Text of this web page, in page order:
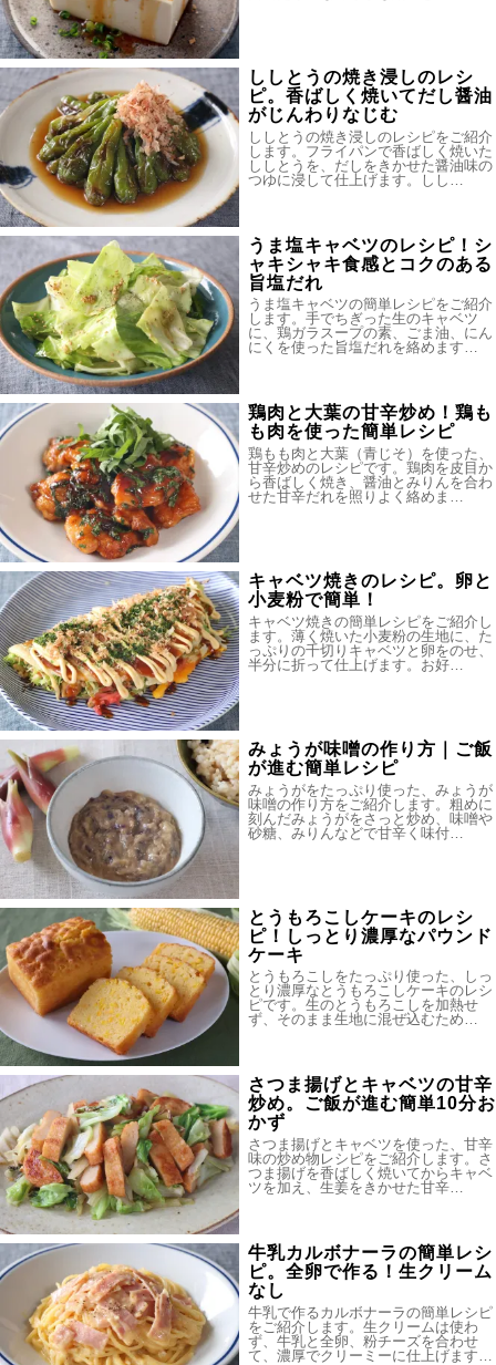
ししとうの焼き浸しのレシ
ピ。香ばしく焼いてだし醤油
がじんわりなじむ
ししとうの焼き浸しのレシピをご紹介
します。フライパンで香ばしく焼いた
ししとうを、だしをきかせた醤油味の
つゆに浸して仕上げます。しし…
うま塩キャベツのレシピ！シ
ャキシャキ食感とコクのある
旨塩だれ
うま塩キャベツの簡単レシピをご紹介
します。手でちぎった生のキャベツ
に、鶏ガラスープの素、ごま油、にん
にくを使った旨塩だれを絡めます…
鶏肉と大葉の甘辛炒め！鶏も
も肉を使った簡単レシピ
鶏もも肉と大葉（青じそ）を使った、
甘辛炒めのレシピです。鶏肉を皮目か
ら香ばしく焼き、醤油とみりんを合わ
せた甘辛だれを照りよく絡めま…
キャベツ焼きのレシピ。卵と
小麦粉で簡単！
キャベツ焼きの簡単レシピをご紹介し
ます。薄く焼いた小麦粉の生地に、た
っぷりの千切りキャベツと卵をのせ、
半分に折って仕上げます。お好…
みょうが味噌の作り方｜ご飯
が進む簡単レシピ
みょうがをたっぷり使った、みょうが
味噌の作り方をご紹介します。粗めに
刻んだみょうがをさっと炒め、味噌や
砂糖、みりんなどで甘辛く味付…
とうもろこしケーキのレシ
ピ！しっとり濃厚なパウンド
ケーキ
とうもろこしをたっぷり使った、しっ
とり濃厚なとうもろこしケーキのレシ
ピです。生のとうもろこしを加熱せ
ず、そのまま生地に混ぜ込むため…
さつま揚げとキャベツの甘辛
炒め。ご飯が進む簡単10分お
かず
さつま揚げとキャベツを使った、甘辛
味の炒め物レシピをご紹介します。さ
つま揚げを香ばしく焼いてからキャベ
ツを加え、生姜をきかせた甘辛…
牛乳カルボナーラの簡単レシ
ピ。全卵で作る！生クリーム
なし
牛乳で作るカルボナーラの簡単レシピ
をご紹介します。生クリームは使わ
ず、牛乳と全卵、粉チーズを合わせ
て、濃厚でクリーミーに仕上げます…